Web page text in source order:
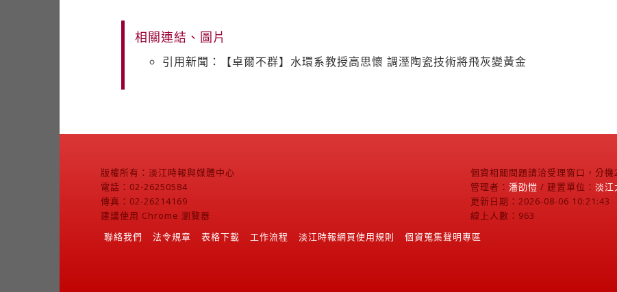
相關連結、圖片
引用新聞：【卓爾不群】水環系教授高思懷 調溼陶瓷技術將飛灰變黃金
版權所有：淡江時報與媒體中心
電話：02-26250584
傳真：02-26214169
建議使用 Chrome 瀏覽器
個資相關問題請洽受理窗口，分機
管理者： 潘劭愷 / 建置單位： 淡江
更新日期：2026-08-06 10:21:43
線上人數：963
聯絡我們
法令規章 表格下載 工作流程 淡江時報網頁使用規則 個資蒐集聲明專區